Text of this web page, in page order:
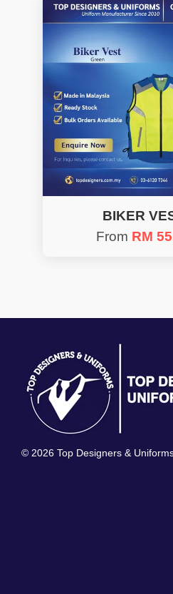
BIKER
From RM
© 2026 Top Designers &